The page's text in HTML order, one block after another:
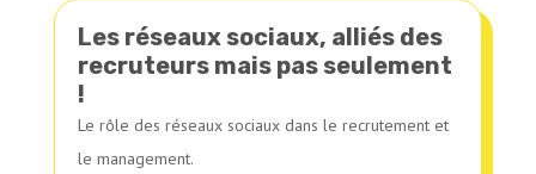
Les réseaux sociaux, alliés des
recruteurs mais pas seulement
!
Le rôle des réseaux sociaux dans le recrutement et
le management.